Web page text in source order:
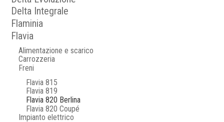
Delta Integrale
Flaminia
Flavia
Alimentazione e scarico
Carrozzeria
Freni
Flavia 815
Flavia 819
Flavia 820 Berlina
Flavia 820 Coupé
Impianto elettrico